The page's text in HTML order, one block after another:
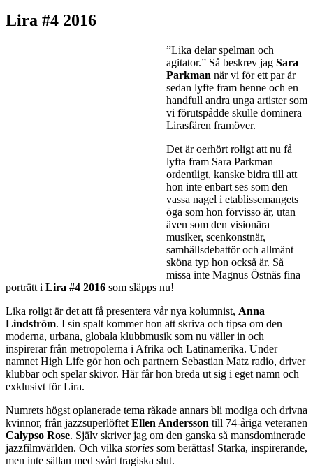
Lira #4 2016
”Lika delar spelman och
agitator.” Så beskrev jag Sara
Parkman när vi för ett par år
sedan lyfte fram henne och en
handfull andra unga artister som
vi förutspådde skulle dominera
Lirasfären framöver.
Det är oerhört roligt att nu få
lyfta fram Sara Parkman
ordentligt, kanske bidra till att
hon inte enbart ses som den
vassa nagel i etablissemangets
öga som hon förvisso är, utan
även som den visionära
musiker, scenkonstnär,
samhällsdebattör och allmänt
sköna typ hon också är. Så
missa inte Magnus Östnäs fina
porträtt i Lira #4 2016 som släpps nu!
Lika roligt är det att få presentera vår nya kolumnist, Anna
Lindström. I sin spalt kommer hon att skriva och tipsa om den
moderna, urbana, globala klubbmusik som nu väller in och
inspirerar från metropolerna i Afrika och Latinamerika. Under
namnet High Life gör hon och partnern Sebastian Matz radio, driver
klubbar och spelar skivor. Här får hon breda ut sig i eget namn och
exklusivt för Lira.
Numrets högst oplanerade tema råkade annars bli modiga och drivna
kvinnor, från jazzsuperlöftet Ellen Andersson till 74-åriga veteranen
Calypso Rose. Själv skriver jag om den ganska så mansdominerade
jazzfilmvärlden. Och vilka stories som berättas! Starka, inspirerande,
men inte sällan med svårt tragiska slut.